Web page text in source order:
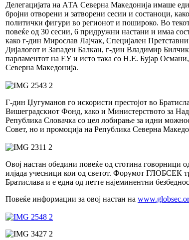
Делегацијата на АТА Северна Македонија имаше
бројни отворени и затворени сесии и состаноци,
политички фигури во регионот и пошироко. Во
повеќе од 30 сесии, 6 придружни настани и имаа
како г-дин Мирослав Лајчак, Специјален
Дијалогот и Западен Балкан, г-дин Владимир
парламентот на ЕУ и исто така со Н.Е. Бујар
Северна Македонија.
Г-дин Џугуманов го искористи престојот во
Вишеградскиот Фонд, како и Министерството за
Република Словачка со цел лобирање за идни
Совет, но и промоција на Република Северна
Овој настан обедини повеќе од стотина говорници
илјада учесници кои од светот. Форумот ГЛОБСЕК
Братислава и е една од петте најеминентни
Повеќе информации за овој настан на